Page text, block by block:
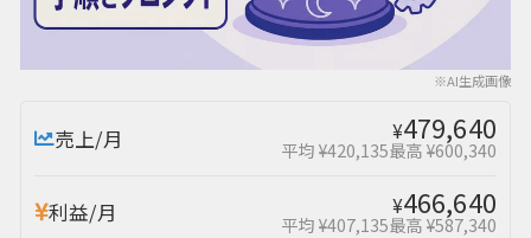
※AI生成画像
売上/月 ¥479,640
平均 ¥420,135最高 ¥600,340
利益/月 ¥466,640
平均 ¥407,135最高 ¥587,340